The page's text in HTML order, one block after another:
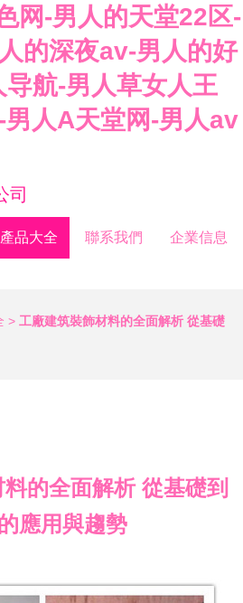
网-男人的天堂22区-
的深夜av-男人的好
航-男人草女人王
人A天堂网-男人av
司
產品大全 聯系我們 企業信息
> 工廠建筑裝飾材料的全面解析 從基礎
的全面解析 從基礎到
應用與趨勢